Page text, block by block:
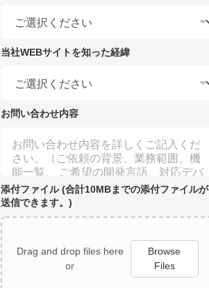
当社WEBサイトを知った経緯
お問い合わせ内容
添付ファイル (合計10MBまでの添付ファイルが
送信できます。)
Drag and drop files here
or
Browse
Files